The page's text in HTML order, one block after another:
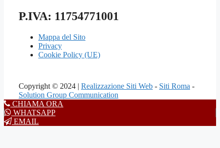
P.IVA: 11754771001
Mappa del Sito
Privacy
Cookie Policy (UE)
Copyright © 2024 | Realizzazione Siti Web - Siti Roma -
Solution Group Communication
CHIAMA ORA
WHATSAPP
EMAIL